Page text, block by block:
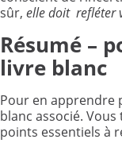
sûr, elle doit refléter
Résumé –
livre blanc
Pour en apprendre
blanc associé.
points essentiels à